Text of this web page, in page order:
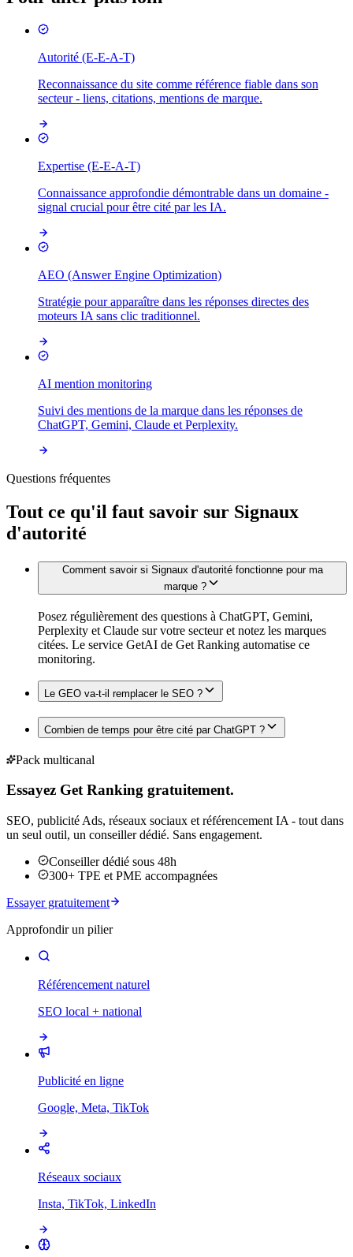
Autorité (E-E-A-T)
Reconnaissance du site comme référence fiable dans son
secteur - liens, citations, mentions de marque.
Expertise (E-E-A-T)
Connaissance approfondie démontrable dans un domaine -
signal crucial pour être cité par les IA.
AEO (Answer Engine Optimization)
Stratégie pour apparaître dans les réponses directes des
moteurs IA sans clic traditionnel.
AI mention monitoring
Suivi des mentions de la marque dans les réponses de
ChatGPT, Gemini, Claude et Perplexity.
Questions fréquentes
Tout ce qu'il faut savoir sur Signaux
d'autorité
Comment savoir si Signaux d'autorité fonctionne pour ma
marque ?
Posez régulièrement des questions à ChatGPT, Gemini,
Perplexity et Claude sur votre secteur et notez les marques
citées. Le service GetAI de Get Ranking automatise ce
monitoring.
Le GEO va-t-il remplacer le SEO ?
Combien de temps pour être cité par ChatGPT ?
Pack multicanal
Essayez Get Ranking gratuitement.
SEO, publicité Ads, réseaux sociaux et référencement IA - tout dans
un seul outil, un conseiller dédié. Sans engagement.
Conseiller dédié sous 48h
300+ TPE et PME accompagnées
Essayer gratuitement
Approfondir un pilier
Référencement naturel
SEO local + national
Publicité en ligne
Google, Meta, TikTok
Réseaux sociaux
Insta, TikTok, LinkedIn